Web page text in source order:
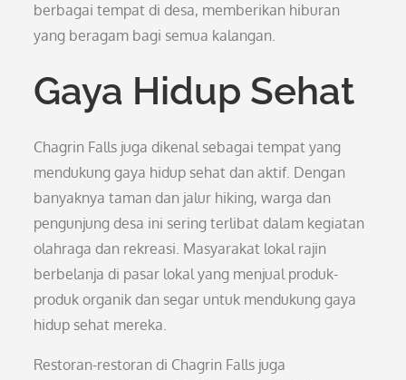
berbagai tempat di desa, memberikan hiburan
yang beragam bagi semua kalangan.
Gaya Hidup Sehat
Chagrin Falls juga dikenal sebagai tempat yang
mendukung gaya hidup sehat dan aktif. Dengan
banyaknya taman dan jalur hiking, warga dan
pengunjung desa ini sering terlibat dalam kegiatan
olahraga dan rekreasi. Masyarakat lokal rajin
berbelanja di pasar lokal yang menjual produk-
produk organik dan segar untuk mendukung gaya
hidup sehat mereka.
Restoran-restoran di Chagrin Falls juga